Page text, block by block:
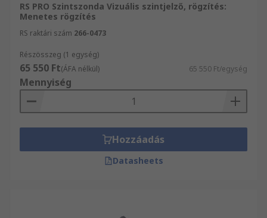
RS PRO Szintszonda Vizuális szintjelző, rögzítés:
Menetes rögzítés
RS raktári szám 266-0473
Részösszeg (1 egység)
65 550 Ft(ÁFA nélkül) 65 550 Ft/egység
Mennyiség
Hozzáadás
Datasheets